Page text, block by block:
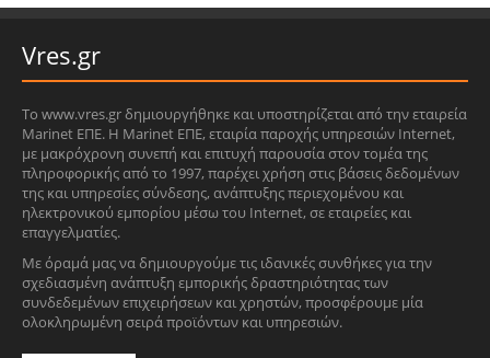
Vres.gr
Το www.vres.gr δημιουργήθηκε και υποστηρίζεται από την εταιρεία
Marinet ΕΠΕ. Η Marinet ΕΠΕ, εταιρία παροχής υπηρεσιών Internet,
με μακρόχρονη συνεπή και επιτυχή παρουσία στον τομέα της
πληροφορικής από το 1997, παρέχει χρήση στις βάσεις δεδομένων
της και υπηρεσίες σύνδεσης, ανάπτυξης περιεχομένου και
ηλεκτρονικού εμπορίου μέσω του Internet, σε εταιρείες και
επαγγελματίες.
Με όραμά μας να δημιουργούμε τις ιδανικές συνθήκες για την
σχεδιασμένη ανάπτυξη εμπορικής δραστηριότητας των
συνδεδεμένων επιχειρήσεων και χρηστών, προσφέρουμε μία
ολοκληρωμένη σειρά προϊόντων και υπηρεσιών.